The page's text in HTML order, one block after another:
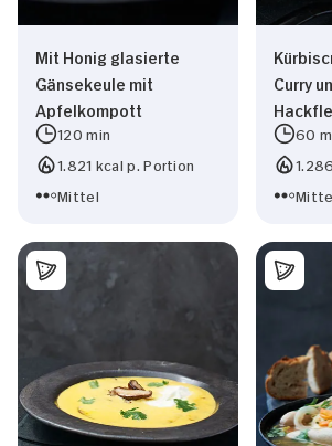
Mit Honig glasierte
Gänsekeule mit
Apfelkompott
120 min
1.821 kcal p. Portion
Mittel
Curry
60